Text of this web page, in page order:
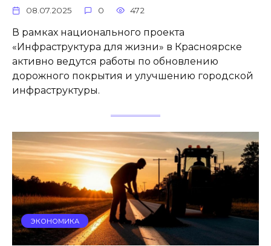
08.07.2025 0 472
В рамках национального проекта
«Инфраструктура для жизни» в Красноярске
активно ведутся работы по обновлению
дорожного покрытия и улучшению городской
инфраструктуры.
ЭКОНОМИКА